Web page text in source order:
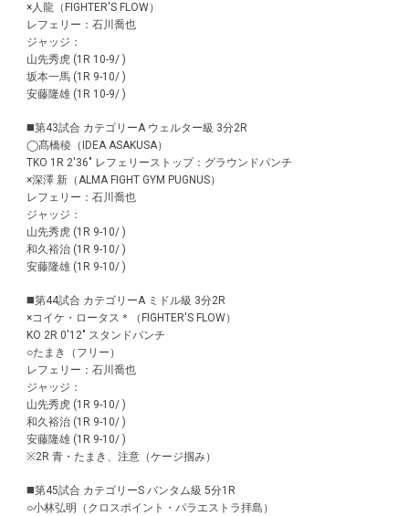
×人龍（FIGHTER'S FLOW）
レフェリー：石川喬也
ジャッジ：
山先秀虎 (1R 10-9/ )
坂本一馬 (1R 9-10/ )
安藤隆雄 (1R 10-9/ )
◼️第43試合 カテゴリーA ウェルター級 3分2R
◯髙橋稜（IDEA ASAKUSA）
TKO 1R 2'36" レフェリーストップ：グラウンドパンチ
×深澤 新（ALMA FIGHT GYM PUGNUS）
レフェリー：石川喬也
ジャッジ：
山先秀虎 (1R 9-10/ )
和久裕治 (1R 9-10/ )
安藤隆雄 (1R 9-10/ )
◼️第44試合 カテゴリーA ミドル級 3分2R
×コイケ・ロータス＊（FIGHTER'S FLOW）
KO 2R 0'12" スタンドパンチ
○たまき（フリー）
レフェリー：石川喬也
ジャッジ：
山先秀虎 (1R 9-10/ )
和久裕治 (1R 9-10/ )
安藤隆雄 (1R 9-10/ )
※2R 青・たまき、注意（ケージ掴み）
◼️第45試合 カテゴリーS バンタム級 5分1R
○小林弘明（クロスポイント・パラエストラ拝島）